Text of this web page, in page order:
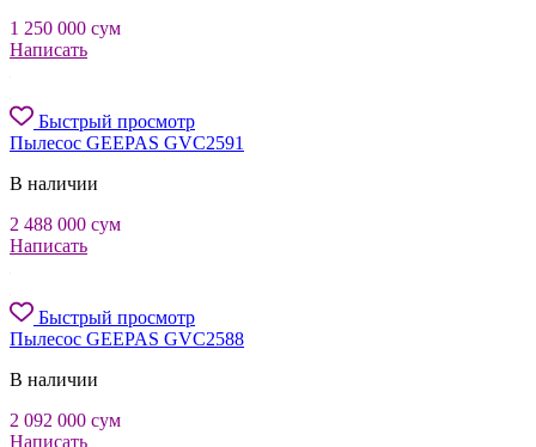
1 250 000 сум
Написать
Быстрый просмотр
Пылесос GEEPAS GVC2591
В наличии
2 488 000 сум
Написать
Быстрый просмотр
Пылесос GEEPAS GVC2588
В наличии
2 092 000 сум
Написать